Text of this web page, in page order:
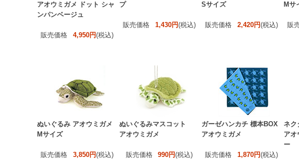
アオウミガメ ドット シャ
ンパンベージュ
販売価格 4,950円(税込)
プ
販売価格 1,430円(税込)
Sサイズ
販売価格 2,420円(税込)
Mサ
販
ぬいぐるみ アオウミガメ
Mサイズ
販売価格 3,850円(税込)
ぬいぐるみマスコット
アオウミガメ
販売価格 990円(税込)
ガーゼハンカチ 標本BOX
アオウミガメ
販売価格 1,870円(税込)
ネク
アオ
ー